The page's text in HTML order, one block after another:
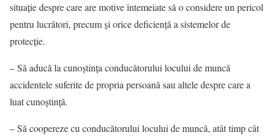
situaţie despre care are motive întemeiate să o considere un pericol
pentru lucrători, precum şi orice deficienţă a sistemelor de
protecţie.
– Să aducă la cunoştinţa conducătorului locului de muncă
accidentele suferite de propria persoană sau altele despre care a
luat cunoştinţă.
– Să coopereze cu conducătorului locului de muncă, atât timp cât